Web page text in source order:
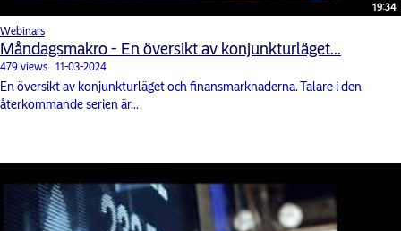
19:34
Webinars
Måndagsmakro - En översikt av konjunkturläget...
479 views 11-03-2024
En översikt av konjunkturläget och finansmarknaderna. Talare i den
återkommande serien är...